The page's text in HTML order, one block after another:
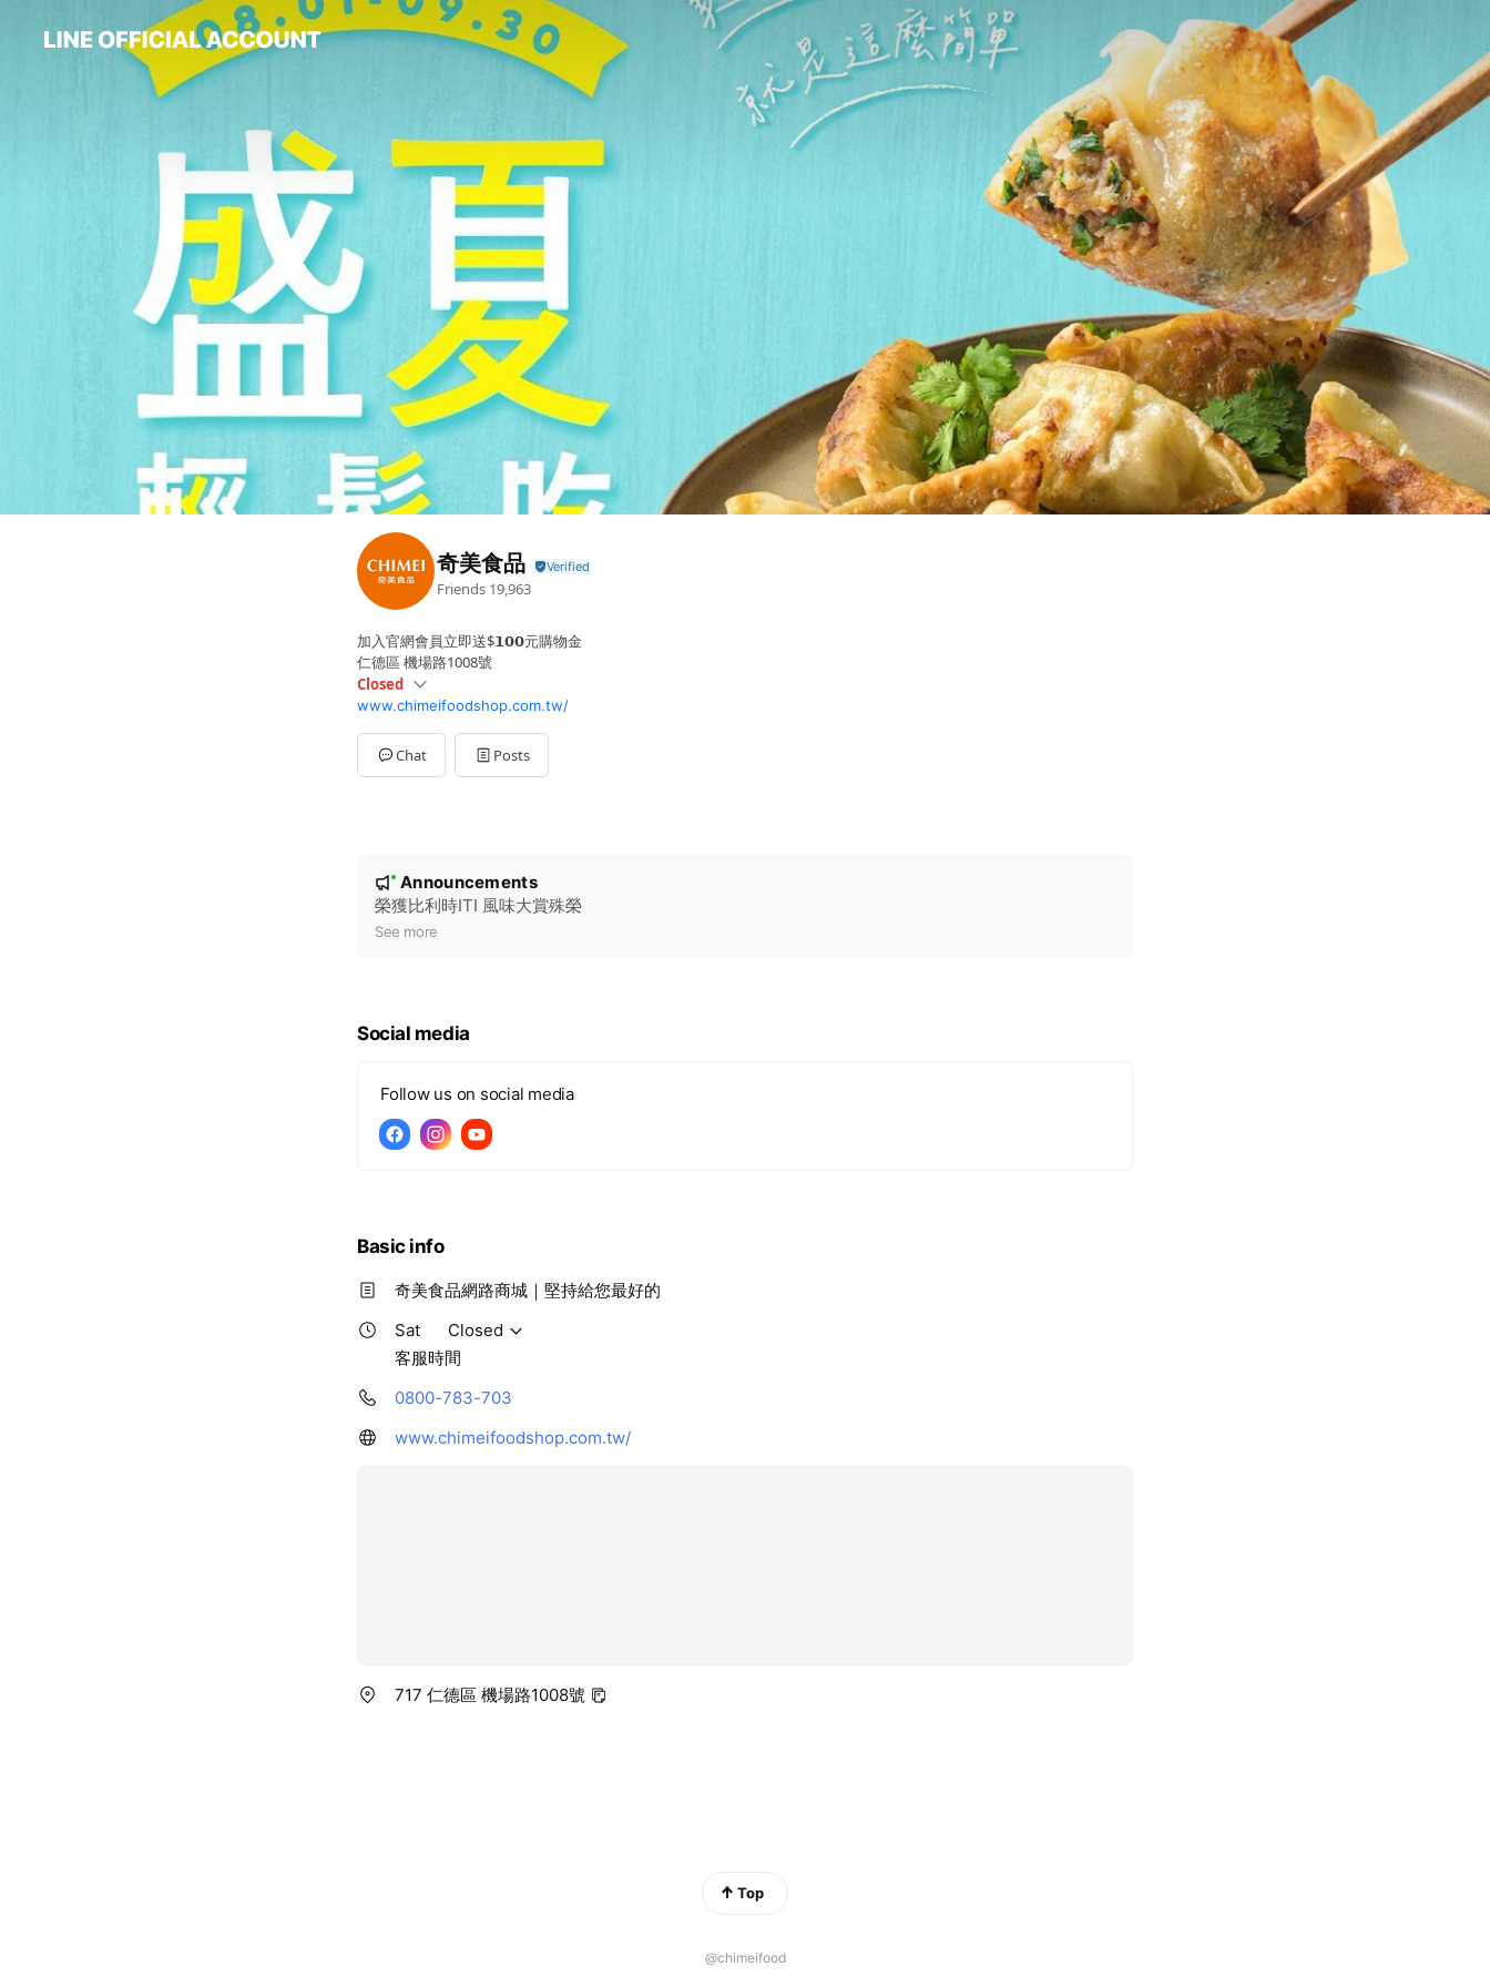
奇美食品
Friends 19,963
加入官網會員立即送$𝟭𝟬𝟬元購物金
仁德區 機場路1008號
Closed
SunClosed
Mon08:00 - 18:00
Tue08:00 - 18:00
Wed08:00 - 18:00
www.chimeifoodshop.com.tw/
Chat Posts
e
New
Announcements
榮獲比利時ITI 風味大賞殊榮
See more
Social media
Follow us on social media
Basic info
奇美食品網路商城｜堅持給您最好的
Sat
Closed
客服時間
0800-783-703
www.chimeifoodshop.com.tw/
717 仁德區 機場路1008號
Top
@chimeifood